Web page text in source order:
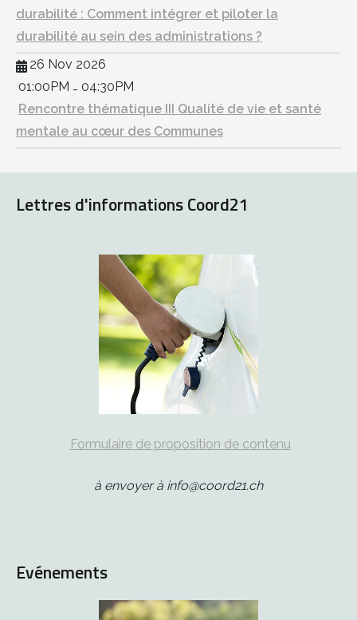
durabilité : Comment intégrer et piloter la
durabilité au sein des administrations ?
26 Nov 2026
01:00PM - 04:30PM
Rencontre thématique III Qualité de vie et santé
mentale au cœur des Communes
Lettres d'informations Coord21
Formulaire de proposition de contenu
à envoyer à info@coord21.ch
Evénements